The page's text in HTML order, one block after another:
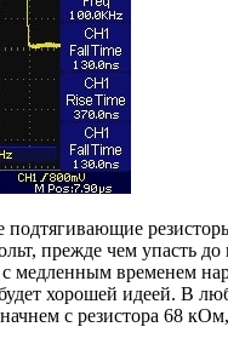
подтягивающие
прежде чем упасть
медленным временем
хорошей идеей. В
с резистора 68